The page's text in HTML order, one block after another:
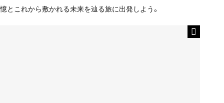
憶とこれから敷かれる未来を辿る旅に出発しよう。